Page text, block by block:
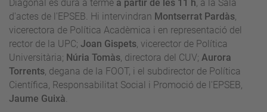
Diagonal es durà a terme a partir de les 11 h, a la Sala
d'actes de l'EPSEB. Hi intervindran Montserrat Pardàs,
vicerectora de Política Acadèmica i en representació del
rector de la UPC; Joan Gispets, vicerector de Política
Universitària; Núria Tomàs, directora del CUV; Aurora
Torrents, degana de la FOOT, i el subdirector de Política
Científica, Responsabilitat Social i Promoció de l'EPSEB,
Jaume Guixà.